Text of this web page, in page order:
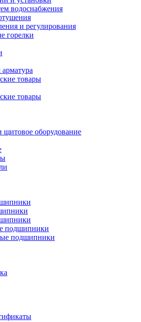
водоснабжения
и регулирования
горелки
товары
товары
щитовое оборудование
подшипники
подшипники